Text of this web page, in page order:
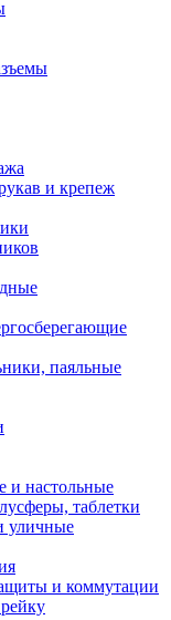
и крепеж
паяльные
и настольные
таблетки
уличные
и коммутации